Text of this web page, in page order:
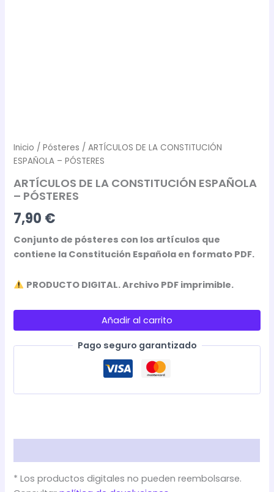
Inicio /Pósteres / ARTÍCULOS DE LA CONSTITUCIÓN
ESPAÑOLA – PÓSTERES
ARTÍCULOS DE LA CONSTITUCIÓN ESPAÑOLA
– PÓSTERES
7,90 €
Conjunto de pósteres con los artículos que
contiene la Constitución Española en formato PDF.
PRODUCTO DIGITAL. Archivo PDF imprimible.
LA
CONSTITUCIÓN
cantidad
Añadir al carrito
Pago seguro garantizado
* Los productos digitales no pueden reembolsarse.